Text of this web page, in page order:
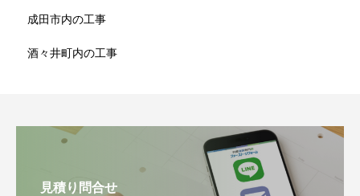
成田市内の工事
酒々井町内の工事
見積り問合せ